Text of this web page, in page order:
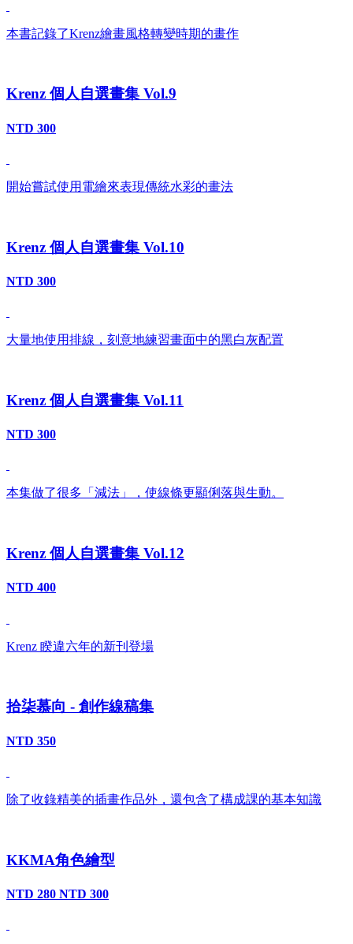
本書記錄了Krenz繪畫風格轉變時期的畫作
Krenz 個人自選畫集 Vol.9
NTD 300
開始嘗試使用電繪來表現傳統水彩的畫法
Krenz 個人自選畫集 Vol.10
NTD 300
大量地使用排線，刻意地練習畫面中的黑白灰配置
Krenz 個人自選畫集 Vol.11
NTD 300
本集做了很多「減法」，使線條更顯俐落與生動。
Krenz 個人自選畫集 Vol.12
NTD 400
Krenz 睽違六年的新刊登場
拾柒慕向 - 創作線稿集
NTD 350
除了收錄精美的插畫作品外，還包含了構成課的基本知識
KKMA角色繪型
NTD 280 NTD 300